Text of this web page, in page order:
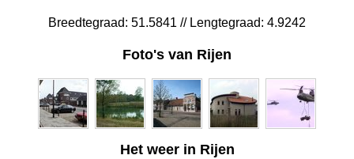
Breedtegraad: 51.5841 // Lengtegraad: 4.9242
Foto's van Rijen
Het weer in Rijen